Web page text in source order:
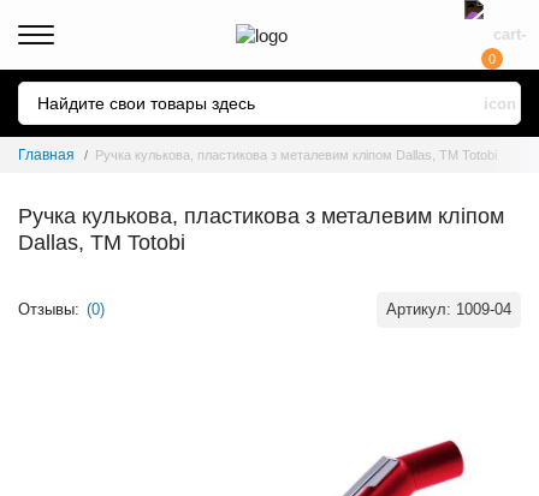
0
Главная Ручка кулькова, пластикова з металевим кліпом Dallas, ТМ Totobi
Ручка кулькова, пластикова з металевим кліпом
Dallas, ТМ Totobi
Отзывы: (0) Артикул: 1009-04